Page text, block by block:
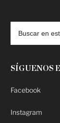
SÍGUENOS
Facebook
Instagram